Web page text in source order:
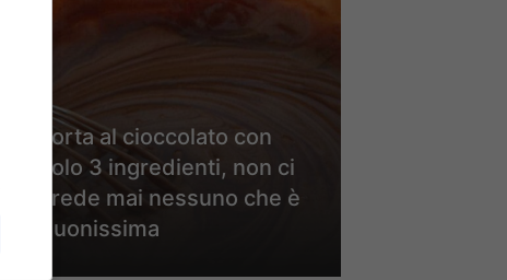
Torta al cioccolato con
solo 3 ingredienti, non ci
crede mai nessuno che è
buonissima